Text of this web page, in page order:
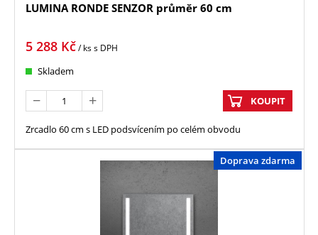
LUMINA RONDE SENZOR průměr 60 cm
5 288 Kč/ kss DPH
Skladem
KOUPIT
Zrcadlo 60 cm s LED podsvícením po celém obvodu
Doprava zdarma